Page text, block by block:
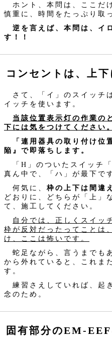
ホント、本問は、ここだ
慎重に、時間をたっぷり取
逆を言えば、本問は、イ
す！！
コンセントは、上下
さて、「イ」のスイッチ
イッチを使います。
当該位置表示灯の作業の
下には気をつけてください。
「連用器具の取り付け位
陥』で即落ちします。
「H」のついたスイッチ
真ん中で、「ハ」が最下で
何気に、 枠の上下は間違
どおりに、どちらが「上」
て、施工してください。
自分では、正しくスイッ
枠が反対だったってことは
け、ここは怖いです。
蛇足ながら、言うまでも
から外れていると、これま
す。
練習さえしていれば、起
念のため。
固有部分のEM-